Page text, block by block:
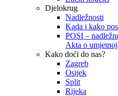
Djelokrug
Nadležnosti
Kada i kako
POSI –
Akta o
Kako doći do nas?
Zagreb
Osijek
Split
Rijeka